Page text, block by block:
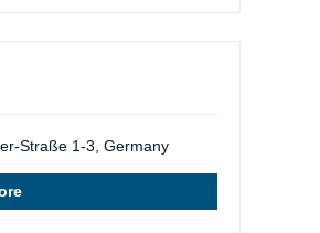
Straße 1-3, Germany